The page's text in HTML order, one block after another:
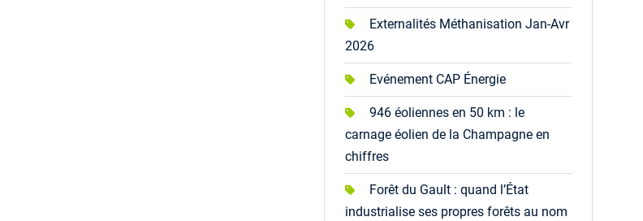
Externalités Méthanisation Jan-Avr
2026
Evénement CAP Énergie
946 éoliennes en 50 km : le
carnage éolien de la Champagne en
chiffres
Forêt du Gault : quand l’État
industrialise ses propres forêts au nom